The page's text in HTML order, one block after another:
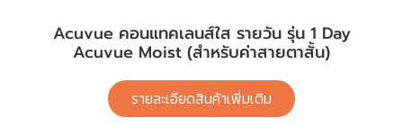
Acuvue คอนแทคเลนส์ใส รายวัน รุ่น 1 Day
Acuvue Moist (สำหรับค่าสายตาสั้น)
รายละเอียดสินค้าเพิ่มเติม